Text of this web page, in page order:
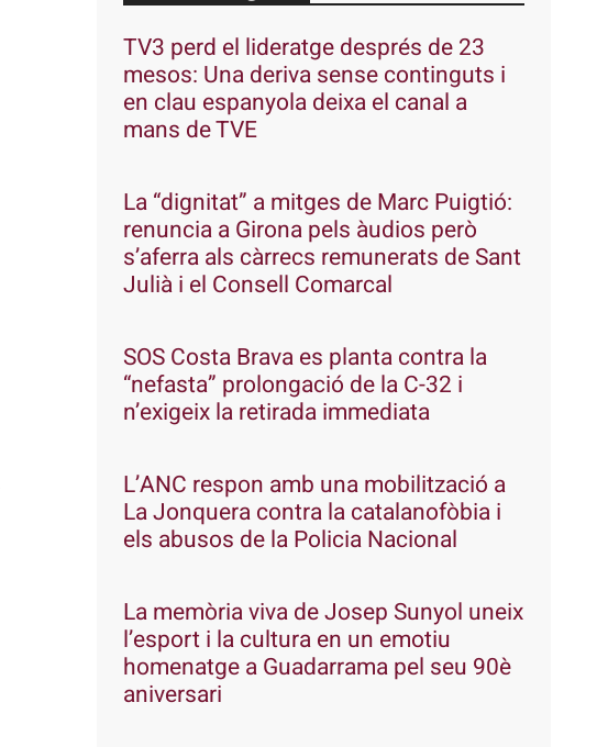
TV3 perd el lideratge després de 23
mesos: Una deriva sense continguts i
en clau espanyola deixa el canal a
mans de TVE
La “dignitat” a mitges de Marc Puigtió:
renuncia a Girona pels àudios però
s’aferra als càrrecs remunerats de Sant
Julià i el Consell Comarcal
SOS Costa Brava es planta contra la
“nefasta” prolongació de la C-32 i
n’exigeix la retirada immediata
L’ANC respon amb una mobilització a
La Jonquera contra la catalanofòbia i
els abusos de la Policia Nacional
La memòria viva de Josep Sunyol uneix
l’esport i la cultura en un emotiu
homenatge a Guadarrama pel seu 90è
aniversari